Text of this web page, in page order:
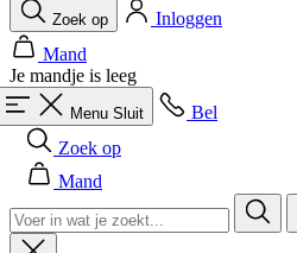
Zoek op
Inloggen
Mand
Je mandje is leeg
Menu Sluit
Bel
Zoek op
Mand